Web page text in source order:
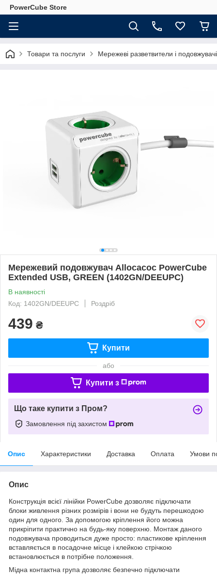
PowerCube Store
Товари та послуги Мережеві разветвители і подовжувачі
Мережевий подовжувач Allocacoc PowerCube
Extended USB, GREEN (1402GN/DEEUPC)
В наявності
Код: 1402GN/DEEUPC
Роздріб
439 ₴
Купити
або
Купити з
Що таке купити з Пром?
Замовлення під захистом
Опис Характеристики Доставка Оплата Умови
Опис
Конструкція всієї лінійки PowerCube дозволяє підключати
блоки живлення різних розмірів і вони не будуть перешкодою
один для одного. За допомогою кріплення його можна
прикріпити практично на будь-яку поверхню. Монтаж даного
подовжувача проводиться дуже просто: пластикове кріплення
вставляється в посадочне місце і клейкою стрічкою
встановлюється в потрібне положення.
Мідна контактна група дозволяє безпечно підключати